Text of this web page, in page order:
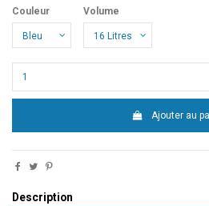
Couleur Volume
Ajouter au
Description